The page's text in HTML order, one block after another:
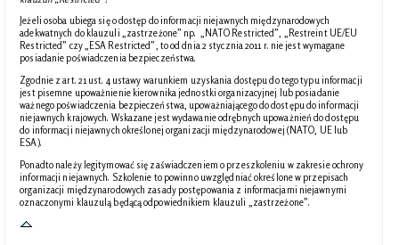
Jeżeli osoba ubiega się o dostęp do informacji niejawnych międzynarodowych
adekwatnych do klauzuli „zastrzeżone” np. „NATO Restricted”, „Restreint UE/EU
Restricted” czy „ESA Restricted”, to od dnia 2 stycznia 2011 r. nie jest wymagane
posiadanie poświadczenia bezpieczeństwa.
Zgodnie z art. 21 ust. 4 ustawy warunkiem uzyskania dostępu do tego typu informacji
jest pisemne upoważnienie kierownika jednostki organizacyjnej lub posiadanie
ważnego poświadczenia bezpieczeństwa, upoważniającego do dostępu do informacji
niejawnych krajowych. Wskazane jest wydawanie odrębnych upoważnień do dostępu
do informacji niejawnych określonej organizacji międzynarodowej (NATO, UE lub
ESA).
Ponadto należy legitymować się zaświadczeniem o przeszkoleniu w zakresie ochrony
informacji niejawnych. Szkolenie to powinno uwzględniać określone w przepisach
organizacji międzynarodowych zasady postępowania z informacjami niejawnymi
oznaczonymi klauzulą będącą odpowiednikiem klauzuli „zastrzeżone”.